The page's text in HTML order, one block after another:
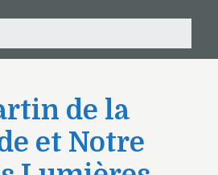
de la
et Notre